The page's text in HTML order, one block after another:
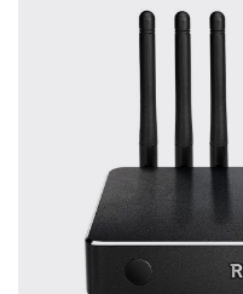
Oft werden
Dritter oder z.B.
gekauft. Leider
Entscheidung,
Geschmack doch
Geschmack
haben. Deshalb
Möglichkeit,
ohne Zeitdruck in
Hörschloss
diese Möglichkeit!